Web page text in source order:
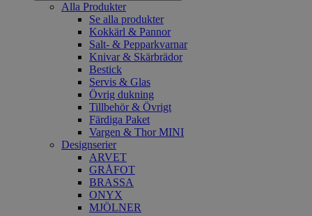
Alla Produkter
Se alla produkter
Kokkärl & Pannor
Salt- & Pepparkvarnar
Knivar & Skärbrädor
Bestick
Servis & Glas
Övrig dukning
Tillbehör & Övrigt
Färdiga Paket
Vargen & Thor MINI
Designserier
ARVET
GRÅFOT
BRASSA
ONYX
MJÖLNER